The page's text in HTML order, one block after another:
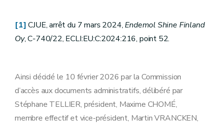
[1] CJUE, arrêt du 7 mars 2024,Endemol Shine Finland
Oy, C‑740/22, ECLI:EU:C:2024:216, point 52.
Ainsi décidé le 10 février 2026 par la Commission
d’accès aux documents administratifs, délibéré par
Stéphane TELLIER, président, Maxime CHOMÉ,
membre effectif et vice-président, Martin VRANCKEN,